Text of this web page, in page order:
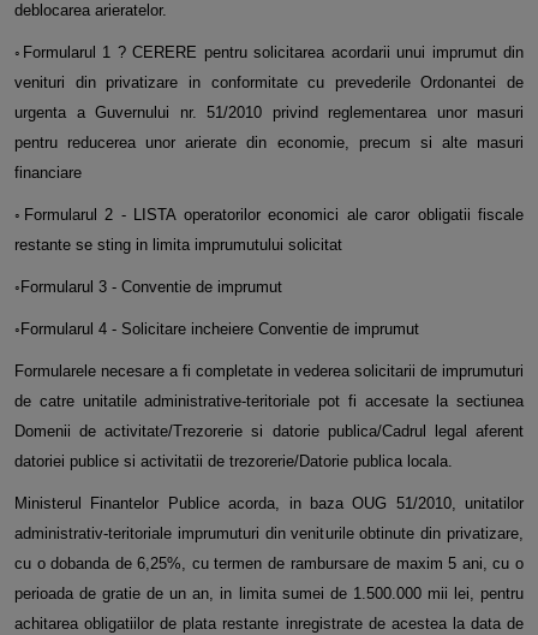
deblocarea arieratelor.
◦Formularul 1 ? CERERE pentru solicitarea acordarii unui imprumut din
venituri din privatizare in conformitate cu prevederile Ordonantei de
urgenta a Guvernului nr. 51/2010 privind reglementarea unor masuri
pentru reducerea unor arierate din economie, precum si alte masuri
financiare
◦Formularul 2 - LISTA operatorilor economici ale caror obligatii fiscale
restante se sting in limita imprumutului solicitat
◦Formularul 3 - Conventie de imprumut
◦Formularul 4 - Solicitare incheiere Conventie de imprumut
Formularele necesare a fi completate in vederea solicitarii de imprumuturi
de catre unitatile administrative-teritoriale pot fi accesate la sectiunea
Domenii de activitate/Trezorerie si datorie publica/Cadrul legal aferent
datoriei publice si activitatii de trezorerie/Datorie publica locala.
Ministerul Finantelor Publice acorda, in baza OUG 51/2010, unitatilor
administrativ-teritoriale imprumuturi din veniturile obtinute din privatizare,
cu o dobanda de 6,25%, cu termen de rambursare de maxim 5 ani, cu o
perioada de gratie de un an, in limita sumei de 1.500.000 mii lei, pentru
achitarea obligatiilor de plata restante inregistrate de acestea la data de